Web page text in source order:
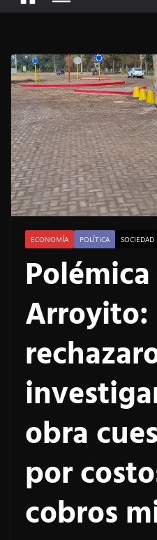
ECONOMÍA POLÍTICA SOCIEDAD
Arroyito:
obra
por
cobros